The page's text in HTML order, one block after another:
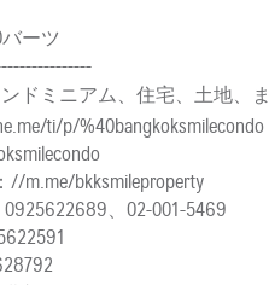
ーツ
ドミニアム、住宅、土地、
ti/p/%40bangkoksmilecondo
m.me/bkksmileproperty
、02-001-5469